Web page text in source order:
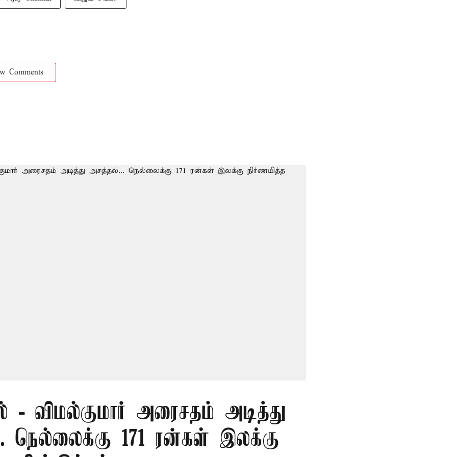
Comments
- விமல்குமார் அரைசதம் அடித்து
நெல்லைக்கு 171 ரன்கள் இலக்கு